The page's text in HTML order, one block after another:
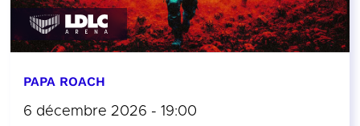
PAPA ROACH
6 décembre 2026 - 19:00